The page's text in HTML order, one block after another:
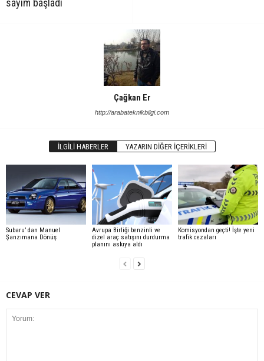
sayım başladı
Çağkan Er
http://arabateknikbilgi.com
İLGILI HABERLER YAZARIN DIĞER İÇERIKLERI
Subaru’ dan Manuel
Şanzımana Dönüş
Avrupa Birliği benzinli ve
dizel araç satışını durdurma
planını askıya aldı
Komisyondan geçti! İşte yeni
trafik cezaları
CEVAP VER